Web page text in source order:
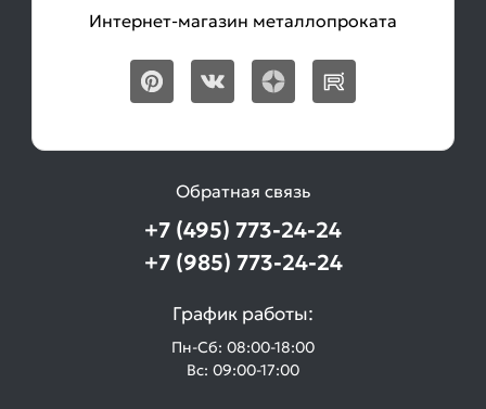
Интернет-магазин металлопроката
Обратная связь
+7 (495) 773-24-24
+7 (985) 773-24-24
График работы:
Пн-Сб: 08:00-18:00
Вс: 09:00-17:00